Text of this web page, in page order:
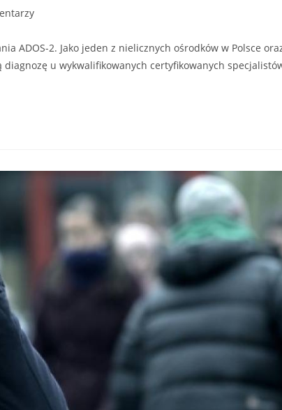
ADOS-2. Jako jeden z nielicznych ośrodków w Polsce
u wykwalifikowanych certyfikowanych